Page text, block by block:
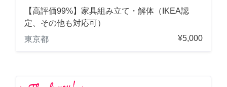
【高評価99%】家具組み立て・解体（IKEA認
定、その他も対応可）
東京都
¥5,000